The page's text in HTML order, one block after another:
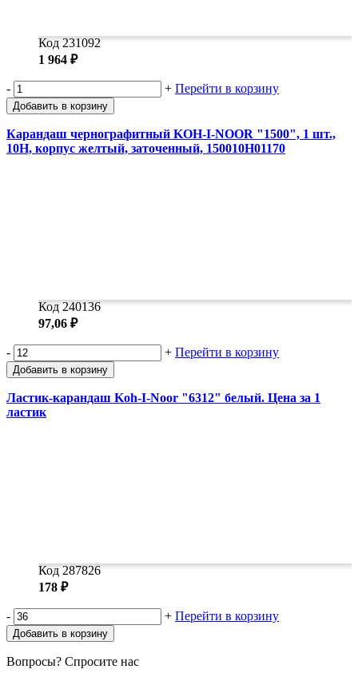
Код 231092
1 964 ₽
- + Перейти в корзину
Добавить в корзину
Карандаш чернографитный KOH-I-NOOR "1500", 1 шт.,
10H, корпус желтый, заточенный, 150010H01170
Код 240136
97,06 ₽
- + Перейти в корзину
Добавить в корзину
Ластик-карандаш Koh-I-Noor "6312" белый. Цена за 1
ластик
Код 287826
178 ₽
- + Перейти в корзину
Добавить в корзину
Вопросы? Спросите нас